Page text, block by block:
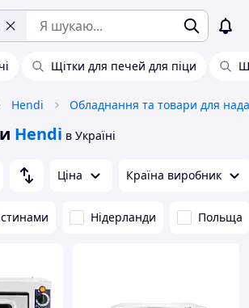
Щітки для печей для піци
Hendi
Hendi в Україні
Ціна Країна виробник
Нідерланди Польща